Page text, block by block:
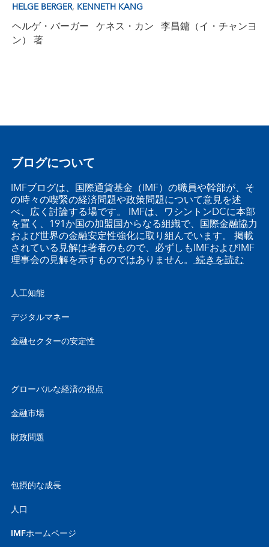
HELGE BERGER, KENNETH KANG
ヘルゲ・バーガー ケネス・カン 李昌鏞（イ・チャンヨ
ン） 著
ブログについて
IMFブログは、国際通貨基金（IMF）の職員や幹部が、そ
の時々の喫緊の経済問題や政策問題について意見を述
べ、広く討論する場です。 IMFは、ワシントンDCに本部
を置く、191か国の加盟国からなる組織で、国際金融協力
および世界の金融安定性強化に取り組んでいます。 掲載
されている見解は著者のもので、必ずしもIMFおよびIMF
理事会の見解を示すものではありません。 続きを読む
人工知能
デジタルマネー
金融セクターの安定性
グローバルな経済の視点
金融市場
財政問題
包摂的な成長
人口
IMFホームページ